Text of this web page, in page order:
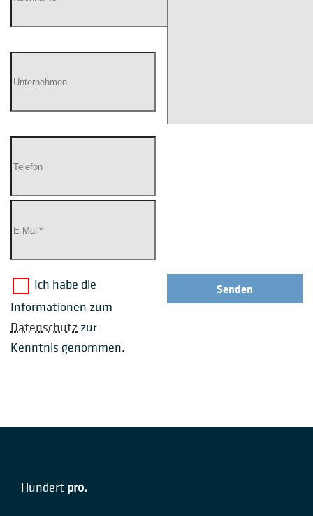
Ich habe die
Informationen zum
Datenschutz zur
Kenntnis genommen.
Senden
Hundert pro.